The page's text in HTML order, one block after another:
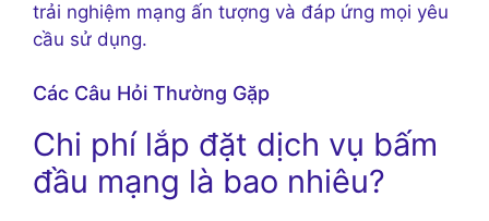
trải nghiệm mạng ấn tượng và đáp ứng mọi yêu
cầu sử dụng.
Các Câu Hỏi Thường Gặp
Chi phí lắp đặt dịch vụ bấm
đầu mạng là bao nhiêu?